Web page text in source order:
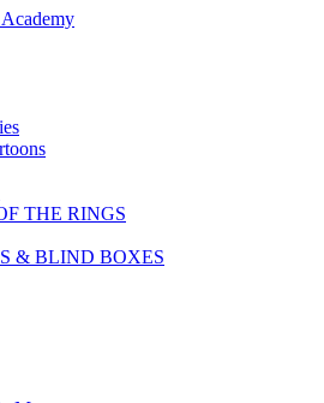
THE RINGS
& BLIND BOXES